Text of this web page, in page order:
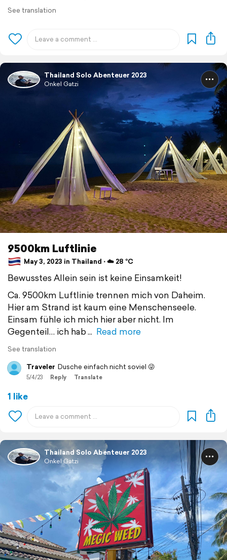
See translation
Thailand Solo Abenteuer 2023
Onkel Gatzi
9500km Luftlinie
May 3, 2023 in Thailand ⋅ ☁️ 28 °C
Bewusstes Allein sein ist keine Einsamkeit!
Ca. 9500km Luftlinie trennen mich von Daheim.
Hier am Strand ist kaum eine Menschenseele.
Einsam fühle ich mich hier aber nicht. Im
Gegenteil… ich hab
Read more
See translation
Traveler Dusche einfach nicht soviel 😜
5/4/23 Reply Translate
1 like
Thailand Solo Abenteuer 2023
Onkel Gatzi